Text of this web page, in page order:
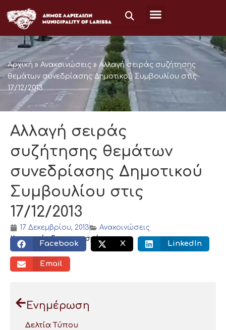
στο
περιεχόμενο
Αρχική » Ανακοινώσεις » Αλλαγή σειράς συζήτησης
θεμάτων συνεδρίασης Δημοτικού Συμβουλίου στις
17/12/2013
Αλλαγή σειράς
συζήτησης θεμάτων
συνεδρίασης Δημοτικού
Συμβουλίου στις
17/12/2013
17 Δεκεμβρίου, 2013
Ανακοινώσεις
Κοινωνικός διαμοιρασμός:
Facebook X LinkedIn
Email
Ενημέρωση
Δελτία Τύπου